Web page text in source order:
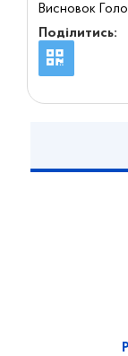
Висновок
Поділитись: